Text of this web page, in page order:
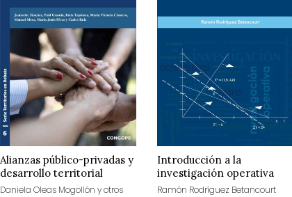
Alianzas público-privadas y
desarrollo territorial
Daniela Oleas Mogollón y otros
Introducción a la
investigación operativa
Ramón Rodríguez Betancourt